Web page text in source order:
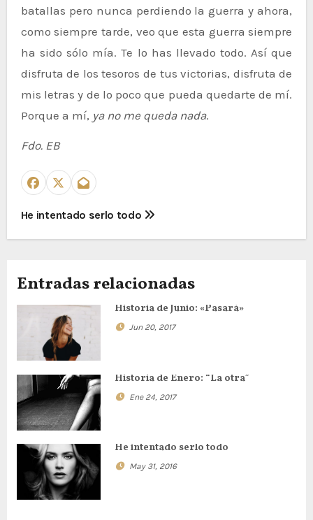
batallas pero nunca perdiendo la guerra y ahora,
como siempre tarde, veo que esta guerra siempre
ha sido sólo mía. Te lo has llevado todo. Así que
disfruta de los tesoros de tus victorias, disfruta de
mis letras y de lo poco que pueda quedarte de mí.
Porque a mí, ya no me queda nada.
Fdo. EB
N
a
v
e
g
a
c
i
ó
n
d
He intentado serlo todo
Entradas relacionadas
Historia de Junio: «Pasará»
Jun 20, 2017
Historia de Enero: “La otra”
Ene 24, 2017
He intentado serlo todo
May 31, 2016